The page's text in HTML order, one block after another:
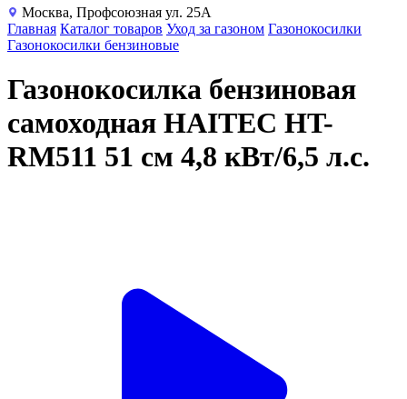
Москва, Профсоюзная ул. 25А
Главная Каталог товаров Уход за газоном Газонокосилки
Газонокосилки бензиновые
Газонокосилка бензиновая
самоходная HAITEC HT-
RM511 51 см 4,8 кВт/6,5 л.с.